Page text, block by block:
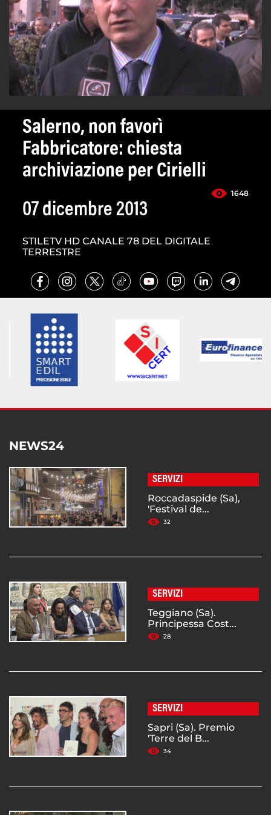
Salerno, non favorì
Fabbricatore: chiesta
archiviazione per Cirielli
1648
07 dicembre 2013
STILETV HD CANALE 78 DEL DIGITALE
TERRESTRE
NEWS24
SERVIZI
Roccadaspide (Sa),
'Festival de...
32
SERVIZI
Teggiano (Sa).
Principessa Cost...
28
SERVIZI
Sapri (Sa). Premio
'Terre del B...
34